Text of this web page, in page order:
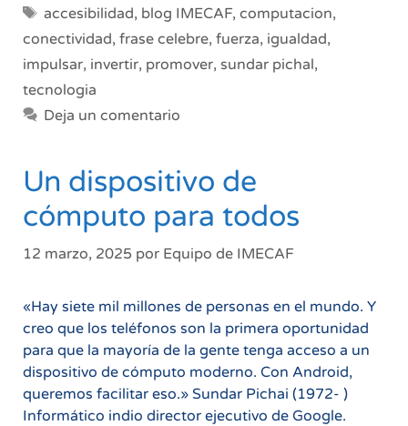
Etiquetas
accesibilidad, blog IMECAF, computacion,
conectividad, frase celebre, fuerza, igualdad,
impulsar, invertir, promover, sundar pichal,
tecnologia
Deja un comentario
Un dispositivo de
cómputo para todos
12 marzo, 2025 por Equipo de IMECAF
«Hay siete mil millones de personas en el mundo. Y
creo que los teléfonos son la primera oportunidad
para que la mayoría de la gente tenga acceso a un
dispositivo de cómputo moderno. Con Android,
queremos facilitar eso.» Sundar Pichai ​(1972- )
Informático indio director ejecutivo de Google.